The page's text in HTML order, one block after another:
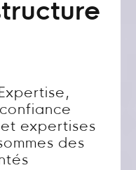
expertises
des